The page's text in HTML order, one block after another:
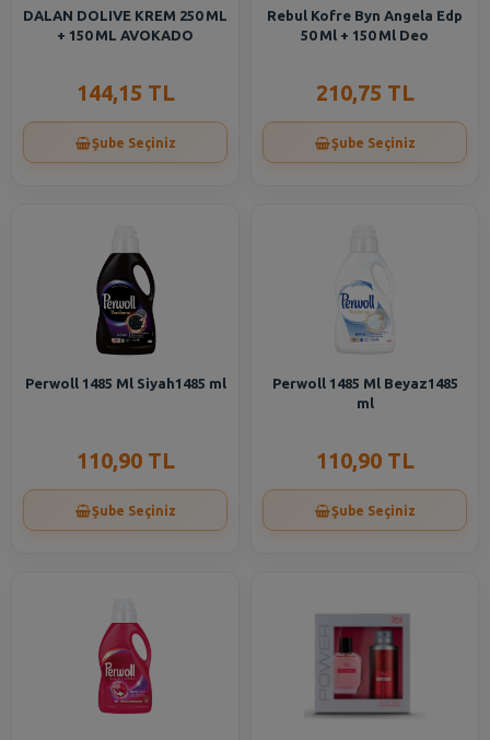
DALAN DOLIVE KREM 250 ML
+ 150 ML AVOKADO
144,15 TL
Şube Seçiniz
Rebul Kofre Byn Angela Edp
50 Ml + 150 Ml Deo
210,75 TL
Şube Seçiniz
Perwoll 1485 Ml Siyah1485 ml
110,90 TL
Şube Seçiniz
Perwoll 1485 Ml Beyaz1485
ml
110,90 TL
Şube Seçiniz